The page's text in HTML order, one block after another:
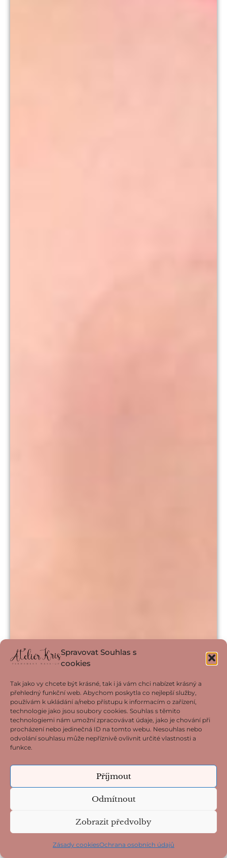
Spravovat Souhlas s
cookies
Tak jako vy chcete být krásné, tak i já vám chci nabízet krásný a
přehledný funkční web. Abychom poskytla co nejlepší služby,
používám k ukládání a/nebo přístupu k informacím o zařízení,
technologie jako jsou soubory cookies. Souhlas s těmito
technologiemi nám umožní zpracovávat údaje, jako je chování při
procházení nebo jedinečná ID na tomto webu. Nesouhlas nebo
odvolání souhlasu může nepříznivě ovlivnit určité vlastnosti a
funkce.
Příjmout
Odmítnout
Zobrazit předvolby
Zásady cookiesOchrana osobních údajů